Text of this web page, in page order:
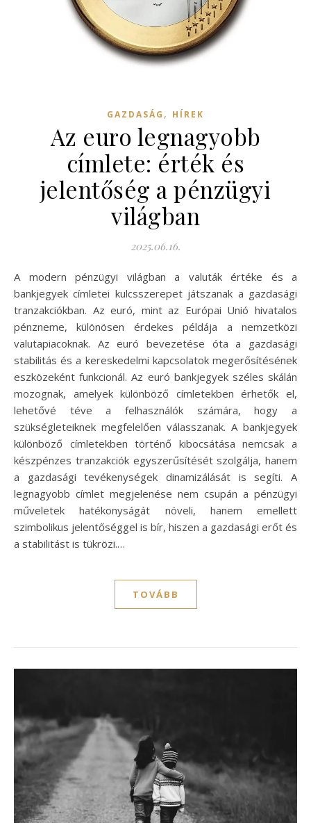
GAZDASÁG , HÍREK
Az euro legnagyobb
címlete: érték és
jelentőség a pénzügyi
világban
2025.06.16.
A modern pénzügyi világban a valuták értéke és a
bankjegyek címletei kulcsszerepet játszanak a gazdasági
tranzakciókban. Az euró, mint az Európai Unió hivatalos
pénzneme, különösen érdekes példája a nemzetközi
valutapiacoknak. Az euró bevezetése óta a gazdasági
stabilitás és a kereskedelmi kapcsolatok megerősítésének
eszközeként funkcionál. Az euró bankjegyek széles skálán
mozognak, amelyek különböző címletekben érhetők el,
lehetővé téve a felhasználók számára, hogy a
szükségleteiknek megfelelően válasszanak. A bankjegyek
különböző címletekben történő kibocsátása nemcsak a
készpénzes tranzakciók egyszerűsítését szolgálja, hanem
a gazdasági tevékenységek dinamizálását is segíti. A
legnagyobb címlet megjelenése nem csupán a pénzügyi
műveletek hatékonyságát növeli, hanem emellett
szimbolikus jelentőséggel is bír, hiszen a gazdasági erőt és
a stabilitást is tükrözi.…
TOVÁBB